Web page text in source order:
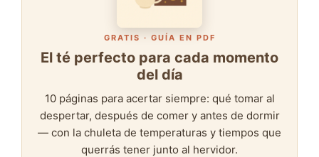
GRATIS · GUÍA EN PDF
El té perfecto para cada momento
del día
10 páginas para acertar siempre: qué tomar al
despertar, después de comer y antes de dormir
— con la chuleta de temperaturas y tiempos que
querrás tener junto al hervidor.